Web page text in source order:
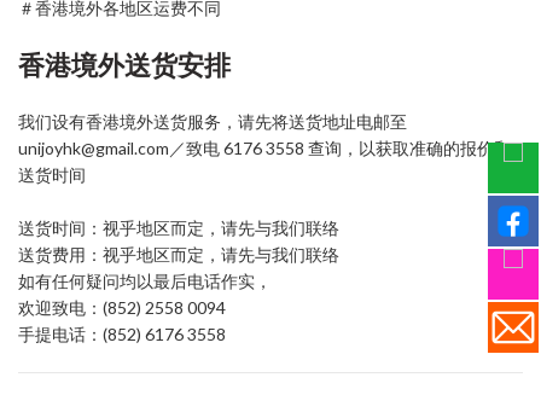
＃香港境外各地区运费不同
香港境外送货安排
我们设有香港境外送货服务，请先将送货地址电邮至
unijoyhk@gmail.com／致电 6176 3558 查询，以获取准确的报价和
送货时间
送货时间：视乎地区而定，请先与我们联络
送货费用：视乎地区而定，请先与我们联络
如有任何疑问均以最后电话作实，
欢迎致电：(852) 2558 0094
手提电话：(852) 6176 3558